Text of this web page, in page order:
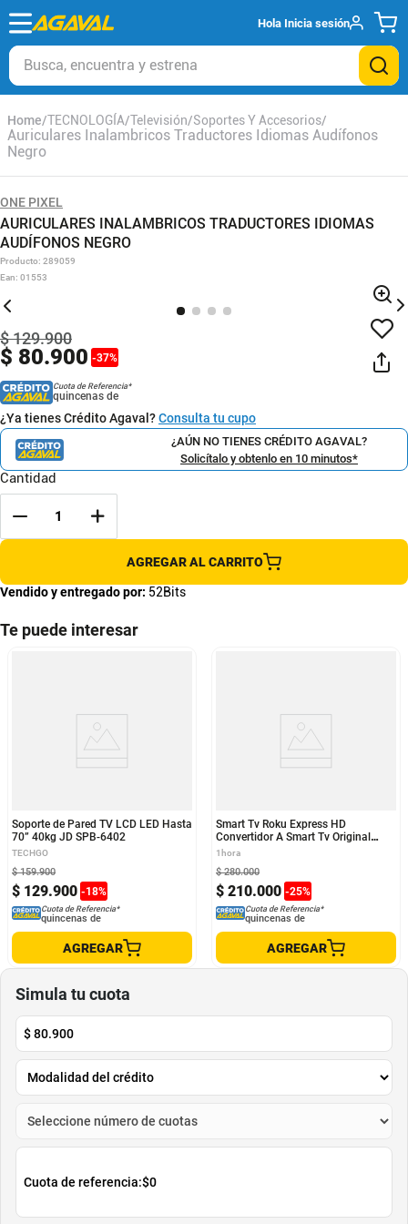
Hola Inicia sesión
Busca, encuentra y estrena
TECNOLOGÍA Televisión Soportes Y Accesorios
Auriculares Inalambricos Traductores Idiomas Audífonos
Negro
ONE PIXEL
AURICULARES INALAMBRICOS TRADUCTORES IDIOMAS
AUDÍFONOS NEGRO
Producto: 289059
Ean: 01553
$ 80.900 -37%
$129.900
Cuota de Referencia*
quincenas de
¿Ya tienes Crédito Agaval?Consulta tu cupo
¿AÚN NO TIENES CRÉDITO AGAVAL?
Solicítalo y obtenlo en 10 minutos*
Cantidad
AGREGAR AL CARRITO
Vendido y entregado por: 52Bits
Te puede interesar
Soporte de Pared TV LCD LED Hasta
70” 40kg JD SPB-6402
TECHGO
$ 129.900 -18%
$ 159.900
Cuota de Referencia*
quincenas de
AGREGAR
Smart Tv Roku Express HD
Convertidor A Smart Tv Original
Roku
1hora
$ 210.000 -25%
$ 280.000
Cuota de Referencia*
quincenas de
AGREGAR
Simula tu cuota
$80.900
Cuota de referencia:$0